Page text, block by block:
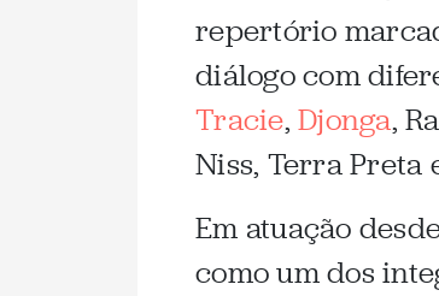
repertório
diálogo com
Tracie, Djonga,
Niss, Terra Preta
Em atuação
como um dos